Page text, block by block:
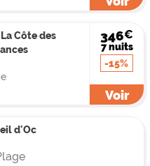
Côte des
346€
7 nuits
-15%
Voir
d'Oc